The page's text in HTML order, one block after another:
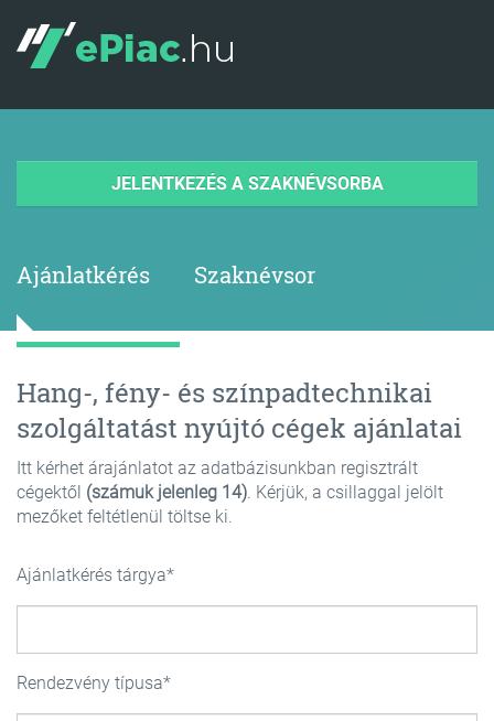
Ajánlatkérés Szaknévsor
JELENTKEZÉS A SZAKNÉVSORBA
Hang-, fény- és színpadtechnikai
szolgáltatást nyújtó cégek ajánlatai
Itt kérhet árajánlatot az adatbázisunkban regisztrált
cégektől (számuk jelenleg 14). Kérjük, a csillaggal jelölt
mezőket feltétlenül töltse ki.
Ajánlatkérés tárgya
Rendezvény típusa